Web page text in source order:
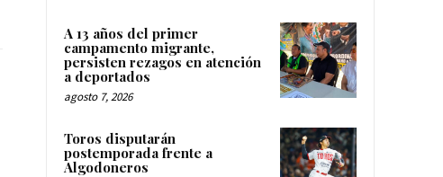
A 13 años del primer
campamento migrante,
persisten rezagos en atención
a deportados
agosto 7, 2026
Toros disputarán
postemporada frente a
Algodoneros